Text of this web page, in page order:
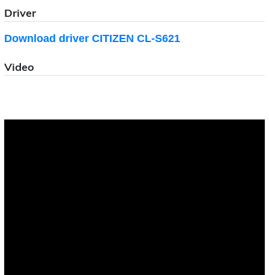
Driver
Download driver CITIZEN CL-S621
Video